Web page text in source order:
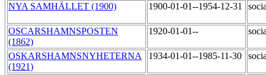
NYA SAMHÄLLET (1900) 1900-01-01--1954-12-31
OSCARSHAMNSPOSTEN
(1862)
1920-01-01--
OSKARSHAMNSNYHETERNA
(1921)
1934-01-01--1985-11-30